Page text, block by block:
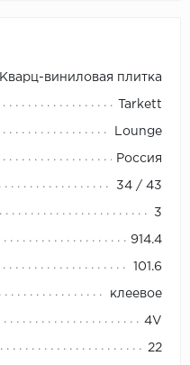
No brand
Pergo
Quality Flooring
Smartprofile
Кварц-виниловая плитка
Tarkett
Lounge
Россия
34 / 43
3
914.4
101.6
клеевое
4V
22